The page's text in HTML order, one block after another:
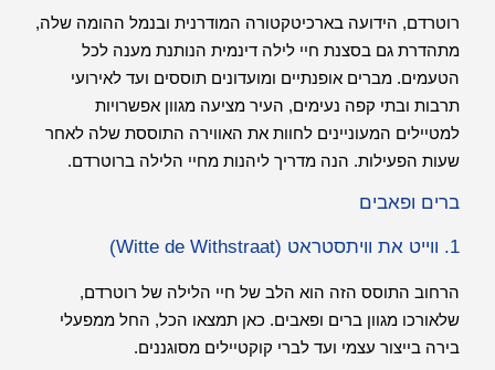
רוטרדם, הידועה בארכיטקטורה המודרנית ובנמל ההומה שלה,
מתהדרת גם בסצנת חיי לילה דינמית הנותנת מענה לכל
הטעמים. מברים אופנתיים ומועדונים תוססים ועד לאירועי
תרבות ובתי קפה נעימים, העיר מציעה מגוון אפשרויות
למטיילים המעוניינים לחוות את האווירה התוססת שלה לאחר
שעות הפעילות. הנה מדריך ליהנות מחיי הלילה ברוטרדם.
ברים ופאבים
1. ווייט את וויתסטראט (Witte de Withstraat)
הרחוב התוסס הזה הוא הלב של חיי הלילה של רוטרדם,
שלאורכו מגוון ברים ופאבים. כאן תמצאו הכל, החל ממפעלי
בירה בייצור עצמי ועד לברי קוקטיילים מסוגננים.